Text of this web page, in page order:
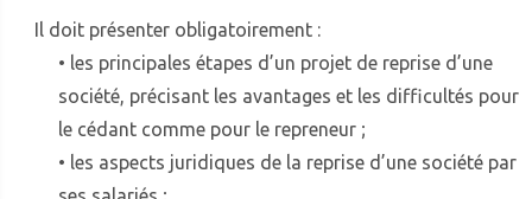
Il doit présenter obligatoirement :
• les principales étapes d’un projet de reprise d’une
société, précisant les avantages et les difficultés pour
le cédant comme pour le repreneur ;
• les aspects juridiques de la reprise d’une société par